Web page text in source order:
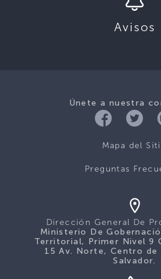
Avisos
Únete a nuestra
Mapa del
Preguntas
Dirección General De
Ministerio De
Territorial, Primer Nivel 9
15 Av. Norte, Centro de
Salvador.